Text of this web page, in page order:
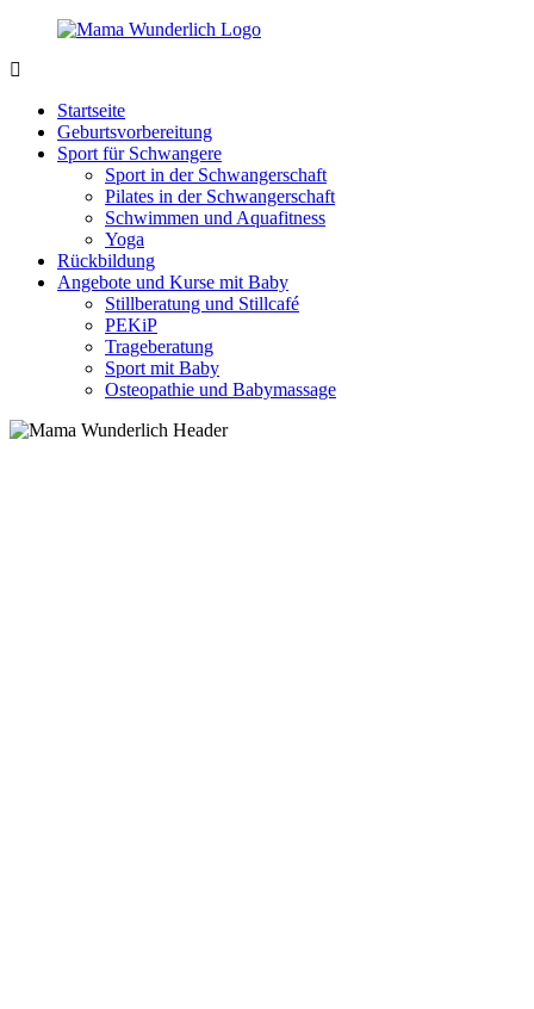
Zurück
Inhalt
sein
wunderbar!
Startseite
Geburtsvorbereitung
Sport für Schwangere
Sport in der Schwangerschaft
Pilates in der Schwangerschaft
Schwimmen und Aquafitness
Yoga
Rückbildung
Angebote und Kurse mit Baby
Stillberatung und Stillcafé
PEKiP
Trageberatung
Sport mit Baby
Osteopathie und Babymassage